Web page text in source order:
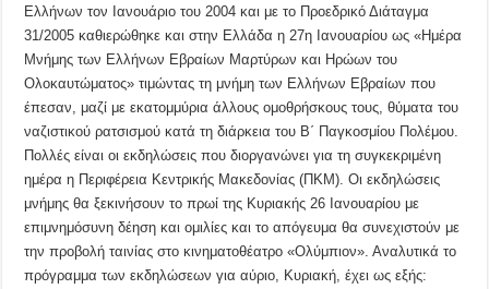
Ελλήνων τον Ιανουάριο του 2004 και με το Προεδρικό Διάταγμα
31/2005 καθιερώθηκε και στην Ελλάδα η 27η Ιανουαρίου ως «Ημέρα
Μνήμης των Ελλήνων Εβραίων Μαρτύρων και Ηρώων του
Ολοκαυτώματος» τιμώντας τη μνήμη των Ελλήνων Εβραίων που
έπεσαν, μαζί με εκατομμύρια άλλους ομοθρήσκους τους, θύματα του
ναζιστικού ρατσισμού κατά τη διάρκεια του Β΄ Παγκοσμίου Πολέμου.
Πολλές είναι οι εκδηλώσεις που διοργανώνει για τη συγκεκριμένη
ημέρα η Περιφέρεια Κεντρικής Μακεδονίας (ΠΚΜ). Οι εκδηλώσεις
μνήμης θα ξεκινήσουν το πρωί της Κυριακής 26 Ιανουαρίου με
επιμνημόσυνη δέηση και ομιλίες και το απόγευμα θα συνεχιστούν με
την προβολή ταινίας στο κινηματοθέατρο «Ολύμπιον». Αναλυτικά το
πρόγραμμα των εκδηλώσεων για αύριο, Κυριακή, έχει ως εξής: